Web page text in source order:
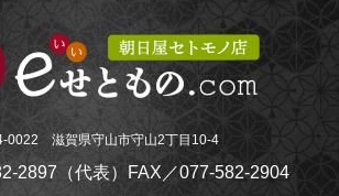
0022 滋賀県守山市守山2丁目10-4
2897（代表） FAX／077-582-2904